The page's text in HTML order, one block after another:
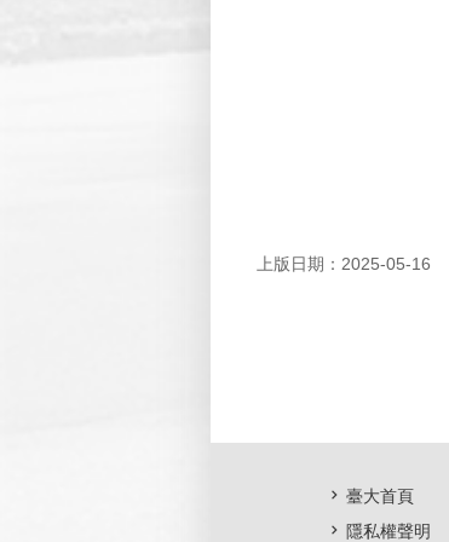
上版日期：2025-05-16
臺大首頁
隱私權聲明